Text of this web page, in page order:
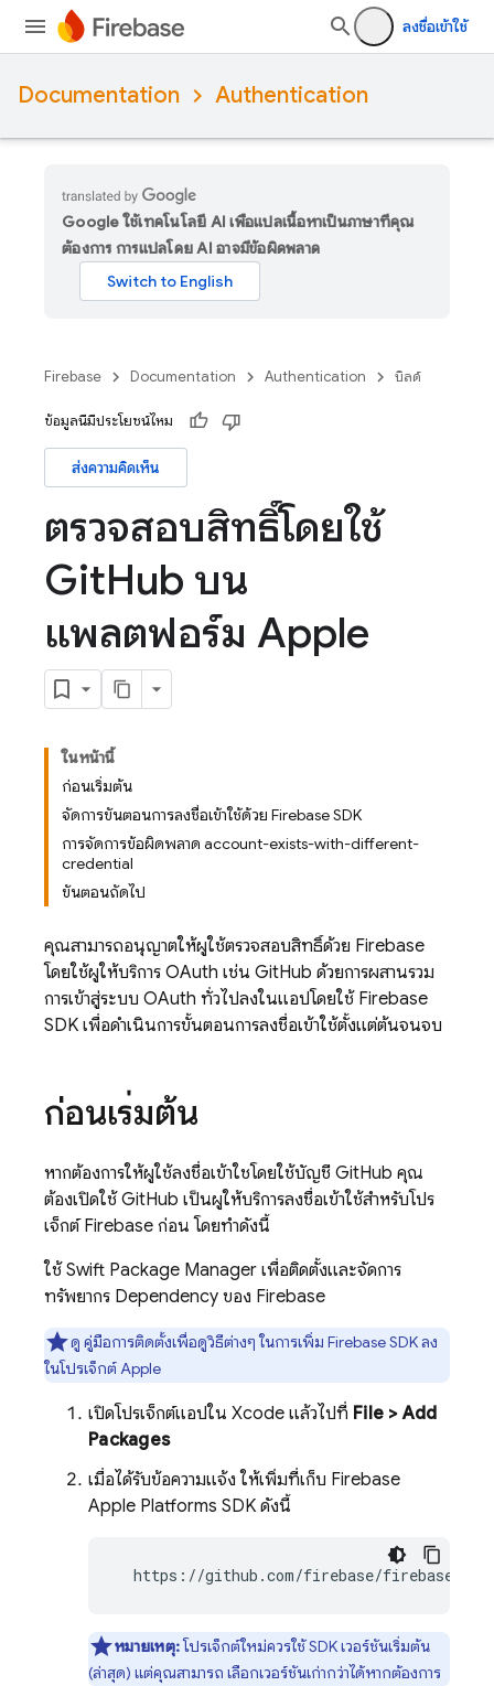
ลงชื่อเข้าใช้
Documentation Authentication
Google ใช้เทคโนโลยี AI เพื่อแปลเนื้อหาเป็นภาษาที่คุณ
ต้องการ การแปลโดย AI อาจมีข้อผิดพลาด
Firebase Documentation Authentication บิลด์
ข้อมูลนี้มีประโยชน์ไหม
ส่งความคิดเห็น
ตรวจสอบสิทธิ์โดยใช้
GitHub บน
แพลตฟอร์ม Apple
ในหน้านี้
ก่อนเริ่มต้น
จัดการขั้นตอนการลงชื่อเข้าใช้ด้วย Firebase SDK
การจัดการข้อผิดพลาด account-exists-with-different-
credential
ขั้นตอนถัดไป
คุณสามารถอนุญาตให้ผู้ใช้ตรวจสอบสิทธิ์ด้วย Firebase
โดยใช้ผู้ให้บริการ OAuth เช่น GitHub ด้วยการผสานรวม
การเข้าสู่ระบบ OAuth ทั่วไปลงในแอปโดยใช้ Firebase
SDK เพื่อดำเนินการขั้นตอนการลงชื่อเข้าใช้ตั้งแต่ต้นจนจบ
ก่อนเริ่มต้น
หากต้องการให้ผู้ใช้ลงชื่อเข้าใช้โดยใช้บัญชี GitHub คุณ
ต้องเปิดใช้ GitHub เป็นผู้ให้บริการลงชื่อเข้าใช้สำหรับโปร
เจ็กต์ Firebase ก่อน โดยทำดังนี้
ใช้ Swift Package Manager เพื่อติดตั้งและจัดการ
ทรัพยากร Dependency ของ Firebase
ดู คู่มือการติดตั้งเพื่อดูวิธีต่างๆ ในการเพิ่ม Firebase SDK ลง
ในโปรเจ็กต์ Apple
เปิดโปรเจ็กต์แอปใน Xcode แล้วไปที่ File > Add
Packages
เมื่อได้รับข้อความแจ้ง ให้เพิ่มที่เก็บ Firebase
Apple Platforms SDK ดังนี้
https://github.com/firebase/firebase-
หมายเหตุ:โปรเจ็กต์ใหม่ควรใช้ SDK เวอร์ชันเริ่มต้น
(ล่าสุด) แต่คุณสามารถ เลือกเวอร์ชันเก่ากว่าได้หากต้องการ